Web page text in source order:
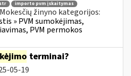
importo pvm įskaitymas
Mokesčių žinyno kategorijos:
» PVM sumokėjimas,
PVM permokos
terminai?
05-19